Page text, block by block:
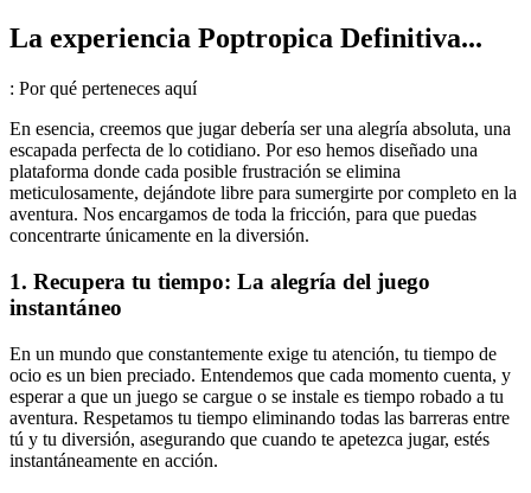
La experiencia Poptropica Definitiva...
: Por qué perteneces aquí
En esencia, creemos que jugar debería ser una alegría absoluta, una
escapada perfecta de lo cotidiano. Por eso hemos diseñado una
plataforma donde cada posible frustración se elimina
meticulosamente, dejándote libre para sumergirte por completo en la
aventura. Nos encargamos de toda la fricción, para que puedas
concentrarte únicamente en la diversión.
1. Recupera tu tiempo: La alegría del juego
instantáneo
En un mundo que constantemente exige tu atención, tu tiempo de
ocio es un bien preciado. Entendemos que cada momento cuenta, y
esperar a que un juego se cargue o se instale es tiempo robado a tu
aventura. Respetamos tu tiempo eliminando todas las barreras entre
tú y tu diversión, asegurando que cuando te apetezca jugar, estés
instantáneamente en acción.